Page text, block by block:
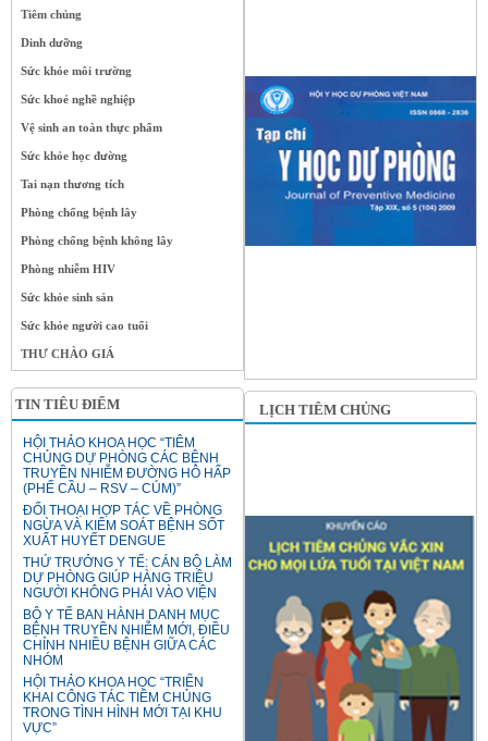
Tiêm chủng
Dinh dưỡng
Sức khỏe môi trường
Sức khoẻ nghề nghiệp
Vệ sinh an toàn thực phẩm
Sức khỏe học đường
Tai nạn thương tích
Phòng chống bệnh lây
Phòng chống bệnh không lây
Phòng nhiễm HIV
Sức khỏe sinh sản
Sức khỏe người cao tuổi
THƯ CHÀO GIÁ
TIN TIÊU ĐIỂM
HỘI THẢO KHOA HỌC “TIÊM
CHỦNG DỰ PHÒNG CÁC BỆNH
TRUYỀN NHIỄM ĐƯỜNG HÔ HẤP
(PHẾ CẦU – RSV – CÚM)”
ĐỐI THOẠI HỢP TÁC VỀ PHÒNG
NGỪA VÀ KIỂM SOÁT BỆNH SỐT
XUẤT HUYẾT DENGUE
THỨ TRƯỞNG Y TẾ: CÁN BỘ LÀM
DỰ PHÒNG GIÚP HÀNG TRIỆU
NGƯỜI KHÔNG PHẢI VÀO VIỆN
BỘ Y TẾ BAN HÀNH DANH MỤC
BỆNH TRUYỀN NHIỄM MỚI, ĐIỀU
CHỈNH NHIỀU BỆNH GIỮA CÁC
NHÓM
HỘI THẢO KHOA HỌC “TRIỂN
KHAI CÔNG TÁC TIÊM CHỦNG
TRONG TÌNH HÌNH MỚI TẠI KHU
VỰC”
LỊCH TIÊM CHỦNG